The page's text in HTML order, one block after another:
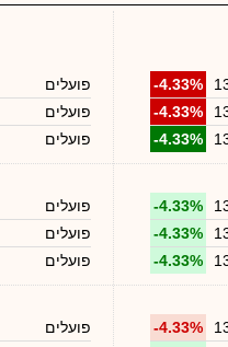
-4.33%
-4.33%
-4.33%
-4.33%
-4.33%
-4.33%
-4.33%
פועלים
פועלים
פועלים
פועלים
פועלים
פועלים
פועלים